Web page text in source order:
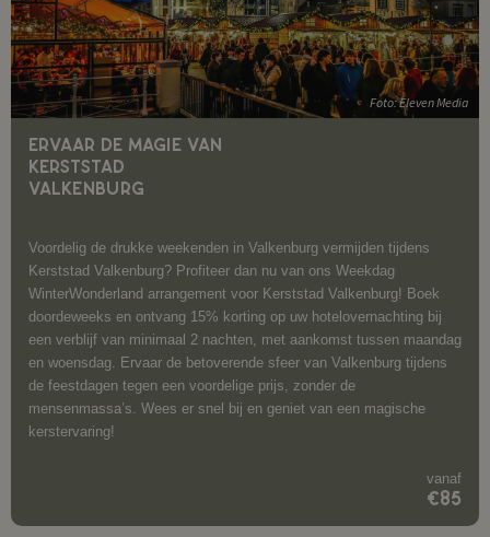
Foto: Eleven Media
ERVAAR DE MAGIE VAN
KERSTSTAD
VALKENBURG
Voordelig de drukke weekenden in Valkenburg vermijden tijdens
Kerststad Valkenburg? Profiteer dan nu van ons Weekdag
WinterWonderland arrangement voor Kerststad Valkenburg! Boek
doordeweeks en ontvang 15% korting op uw hotelovernachting bij
een verblijf van minimaal 2 nachten, met aankomst tussen maandag
en woensdag. Ervaar de betoverende sfeer van Valkenburg tijdens
de feestdagen tegen een voordelige prijs, zonder de
mensenmassa’s. Wees er snel bij en geniet van een magische
kerstervaring!
vanaf
€85